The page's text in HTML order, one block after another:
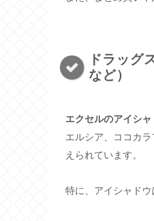
ドラッグ
など）
エクセルのアイシ
エルシア、ココカ
えられています。
特に、アイシャド